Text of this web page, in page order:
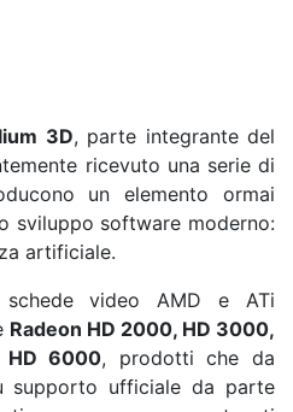
3D, parte integrante del
ricevuto una serie di
un elemento ormai
sviluppo software moderno:
artificiale.
video AMD e ATi
Radeon HD 2000, HD 3000,
6000, prodotti che da
supporto ufficiale da parte